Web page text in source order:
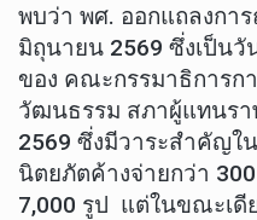
พบว่า พศ. ออกแถลงกา
มิถุนายน 2569 ซึ่งเป็นวั
ของ คณะกรรมาธิการก
วัฒนธรรม สภาผู้แทนร
2569 ซึ่งมีวาระสำคัญใ
นิตยภัตค้างจ่ายกว่า
7,000 รูป แต่ในขณะเดี